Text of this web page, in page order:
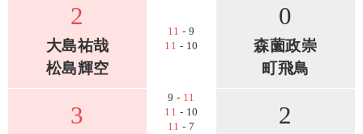
2
大島祐哉
松島輝空
11 - 9
11 - 10
0
森薗政崇
町飛鳥
3
9 - 11
11 - 10
11 - 7
2